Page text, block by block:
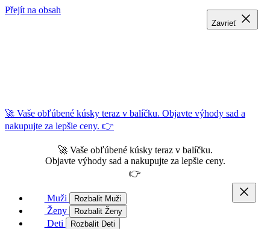
Přejít na obsah
🚀 Vaše obľúbené kúsky teraz v balíčku. Objavte výhody sad a
nakupujte za lepšie ceny. 👉
🚀 Vaše obľúbené kúsky teraz v balíčku.
Objavte výhody sad a nakupujte za lepšie ceny.
👉
Muži Rozbalit Muži
Ženy Rozbalit Ženy
Deti Rozbalit Deti
Zavrieť
Zavrieť
Zavrieť